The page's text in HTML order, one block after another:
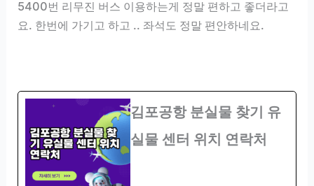
5400번 리무진 버스 이용하는게 정말 편하고 좋더라고
요. 한번에 가기고 하고 .. 좌석도 정말 편안하네요.
김포공항 분실물 찾기 유
실물 센터 위치 연락처